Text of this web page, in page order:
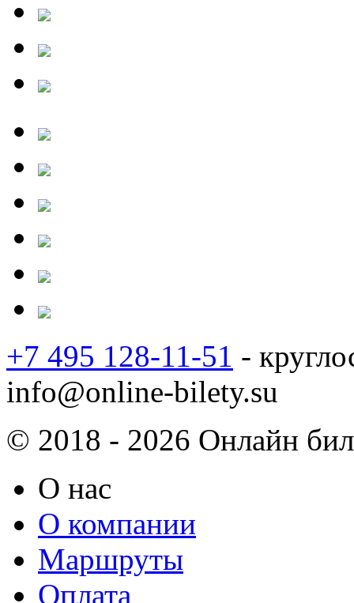
+7 495 128-11-51 -
info@online-bilety.su
© 2018 - 2026 Онлайн
О нас
О компании
Маршруты
Оплата